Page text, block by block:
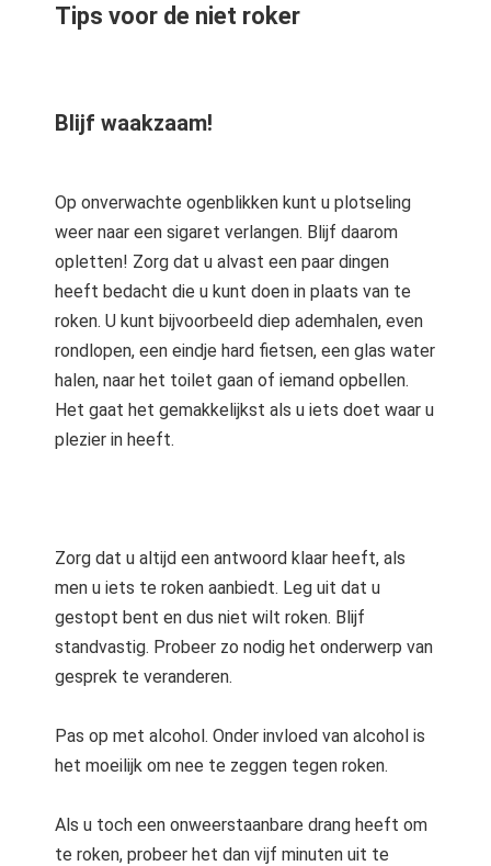
Tips voor de niet roker
Blijf waakzaam!
Op onverwachte ogenblikken kunt u plotseling
weer naar een sigaret verlangen. Blijf daarom
opletten! Zorg dat u alvast een paar dingen
heeft bedacht die u kunt doen in plaats van te
roken. U kunt bijvoorbeeld diep ademhalen, even
rondlopen, een eindje hard fietsen, een glas water
halen, naar het toilet gaan of iemand opbellen.
Het gaat het gemakkelijkst als u iets doet waar u
plezier in heeft.
Zorg dat u altijd een antwoord klaar heeft, als
men u iets te roken aanbiedt. Leg uit dat u
gestopt bent en dus niet wilt roken. Blijf
standvastig. Probeer zo nodig het onderwerp van
gesprek te veranderen.
Pas op met alcohol. Onder invloed van alcohol is
het moeilijk om nee te zeggen tegen roken.
Als u toch een onweerstaanbare drang heeft om
te roken, probeer het dan vijf minuten uit te
worden
over
te
Hierdoor
website-